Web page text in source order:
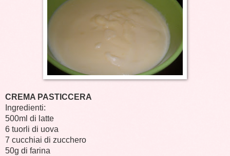
CREMA PASTICCERA
Ingredienti:
500ml di latte
6 tuorli di uova
7 cucchiai di zucchero
50g di farina